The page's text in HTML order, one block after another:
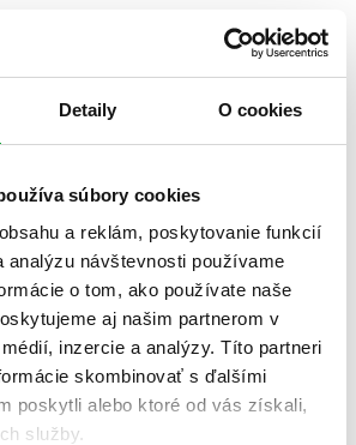
Detaily O cookies
súbory cookies
a reklám, poskytovanie funkcií
analýzu návštevnosti používame
o tom, ako používate naše
aj našim partnerom v
inzercie a analýzy. Títo partneri
skombinovať s ďalšími
poskytli alebo ktoré od vás získali,
služby.